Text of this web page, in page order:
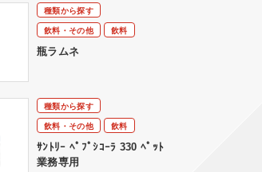
種類から探す
飲料・その他
飲料
瓶ラムネ
種類から探す
飲料・その他
飲料
ｻﾝﾄﾘｰ ﾍﾟﾌﾟｼｺｰﾗ 330 ﾍﾟｯﾄ
業務専用